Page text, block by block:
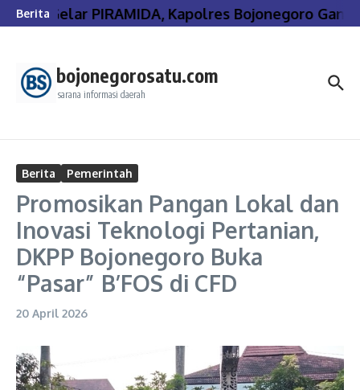
Lewati ke konten
BeritaGelar PIRAMIDA, Kapolres Bojonegoro
bojonegorosatu.com
sarana informasi daerah
Berita Pemerintah
Promosikan Pangan Lokal dan
Inovasi Teknologi Pertanian,
DKPP Bojonegoro Buka
“Pasar” B’FOS di CFD
20 April 2026